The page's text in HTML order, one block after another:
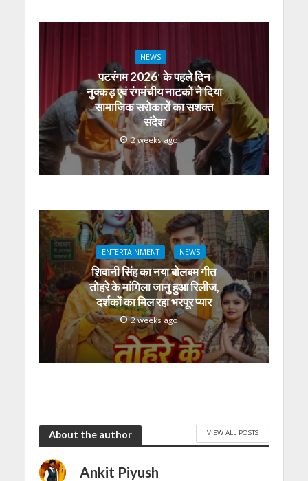
NEWS
पटरंगम 2026′ के पहले दिन
नुक्कड़ एवं रंगमंचीय नाटकों ने दिया
सामाजिक सरोकारों का सशक्त
संदेश
2 weeks ago
ENTERTAINMENT NEWS
शिवानी सिंह का नया बोलबम गीत
तोहरे के मांगिला जानु हुआ रिलीज,
दर्शकों का मिल रहा भरपूर प्यार
2 weeks ago
About the author VIEW ALL POSTS
Ankit Piyush